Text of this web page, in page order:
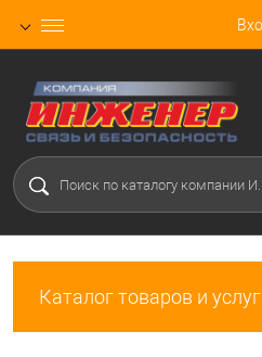
Каталог товаров и услуг